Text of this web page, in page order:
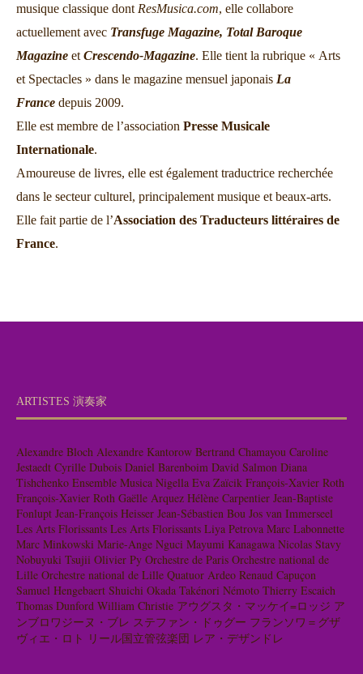
musique classique dont ResMusica.com, elle collabore
actuellement avec Transfuge Magazine, Total Baroque
Magazine et Crescendo-Magazine. Elle tient la rubrique « Arts
et Spectacles » dans le magazine mensuel japonais La
France depuis 2009.
Elle est membre de l’association Presse Musicale
Internationale.
Amoureuse de livres, elle est également traductrice recherchée
dans le secteur culturel, principalement musique et beaux-arts.
Elle fait partie de l’Association des Traducteurs littéraires de
France.
ARTISTES 演奏家
Alexandre Bloch Alexandre Kantorow Bertrand Chamayou Caroline
Jestaedt Cyrille Dubois Daniel Barenboim David Salmon Diana
Tishchenko Ensemble Musica Nigella Eva Zaïcik François-Xavier Roth
François-Xavier Roth Gaëlle Arquez Hélène Carpentier Jean-Baptiste
Fonlupt Jean-François Heisser Jean-Sébastien Bou Jos van Immerseel
Les Arts Florissants Les Arts Florissants Liya Petrova Marc Labonnette
Marc Minkowski Marie-Ange Nguci Mayumi Kanagawa Nicolas Stavy
Nobuyuki Tsujii Olivier Py Orchestre de Paris Orchestre national de
Lille Orchestre national de Lille Quatuor Ardeo Renaud Capuçon
Samuel Hengebaert Shuichi Okada Takénori Némoto Thierry Escaich
Thomas Dunford William Christie アウグスタ・マッケイ=ロッジ ア
ンブロワジーヌ・ブレ ステファン・ドゥグー フランソワ＝グザ
ヴィエ・ロト リール国立管弦楽団 レア・デザンドレ